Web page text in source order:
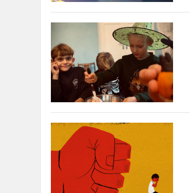
m...
rudeniška,
šiurpulinga
maskarado
Smurto
prieš
vaikus
atpažinimas
ir
reagavimas